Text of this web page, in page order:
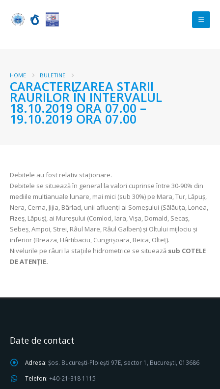
HOME BULETINE
CARACTERIZAREA STARII
RAURILOR ÎN INTERVALUL
18.10.2019 ORA 07.00 –
19.10.2019 ORA 07.00
Debitele au fost relativ staționare.
Debitele se situează în general la valori cuprinse între 30-90% din
mediile multianuale lunare, mai mici (sub 30%) pe Mara, Tur, Lăpuş,
Nera, Cerna, Jijia, Bârlad, unii afluenţi ai Someșului (Sălăuța, Lonea,
Fizeș, Lăpuş), ai Mureșului (Comlod, Iara, Vișa, Domald, Secaș,
Sebeș, Ampoi, Strei, Râul Mare, Râul Galben) şi Oltului mijlociu și
inferior (Breaza, Hârtibaciu, Cungrișoara, Beica, Olteț).
Nivelurile pe râuri la stațiile hidrometrice se situează sub COTELE
DE ATENȚIE.
Date de contact
Adresa: Șos. București-Ploiești 97E, sector 1, București, 013686
Telefon: +40-21-318 1115